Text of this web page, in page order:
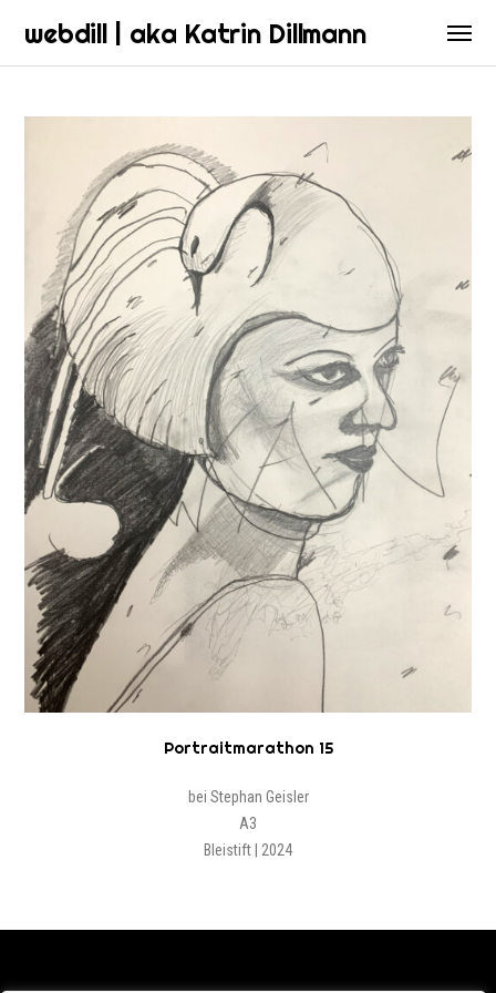
webdill | aka Katrin Dillmann
Portraitmarathon 15
bei Stephan Geisler
A3
Bleistift | 2024